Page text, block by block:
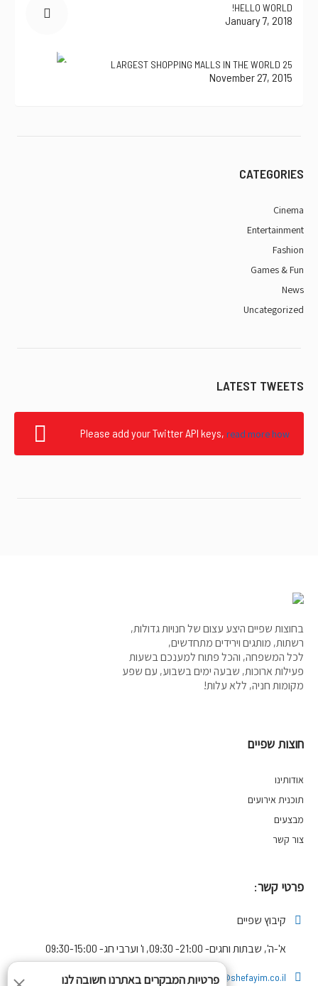
HELLO WORLD!
January 7, 2018
25 LARGEST SHOPPING MALLS IN THE WORLD
November 27, 2015
CATEGORIES
Cinema
Entertainment
Fashion
Games & Fun
News
Uncategorized
LATEST TWEETS
Please add your Twitter API keys, read more how
בחוצות שפיים היצע עצום של חנויות גדולות,
רשתות, מותגים וירידים מתחדשים,
לכל המשפחה, והכל פתוח למענכם בשעות
פעילות ארוכות, שבעה ימים בשבוע, עם שפע
מקומות חניה, ללא עלות!
חוצות שפיים
אודותינו
תוכנית אירועים
מבצעים
צור קשר
פרטי קשר:
קיבוץ שפיים
א'-ה', שבתות וחגים- 21:00- 09:30, ו' וערבי חג- 09:30-15:00
huzot2@shefayim.co.ilפרטיות המבקרים באתרנו חשובה לנו